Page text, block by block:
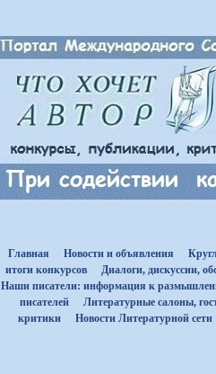
Главная Новости и объявления
итоги конкурсов
Диалоги, дискуссии,
Наши писатели: информация к
писателей
Литературные салоны,
критики
Новости Литературной сети